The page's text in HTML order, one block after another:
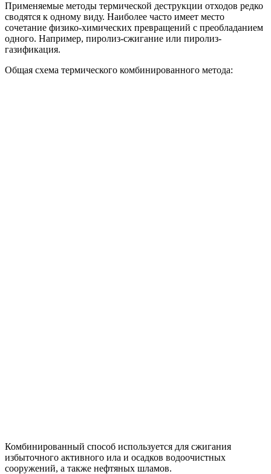
Применяемые методы термической деструкции отходов редко
сводятся к одному виду. Наиболее часто имеет место
сочетание физико-химических превращений с преобладанием
одного. Например, пиролиз-сжигание или пиролиз-
газификация.
Общая схема термического комбинированного метода:
Комбинированный способ используется для сжигания
избыточного активного ила и осадков водоочистных
сооружений, а также нефтяных шламов.